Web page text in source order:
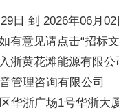
日 到 2026年06月
有意见请点击“招标
浙黄花滩能源有限公
管理咨询有限公司
华浙广场1号华浙大